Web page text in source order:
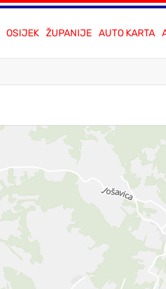
OSIJEK ŽUPANIJE AUTO KARTA